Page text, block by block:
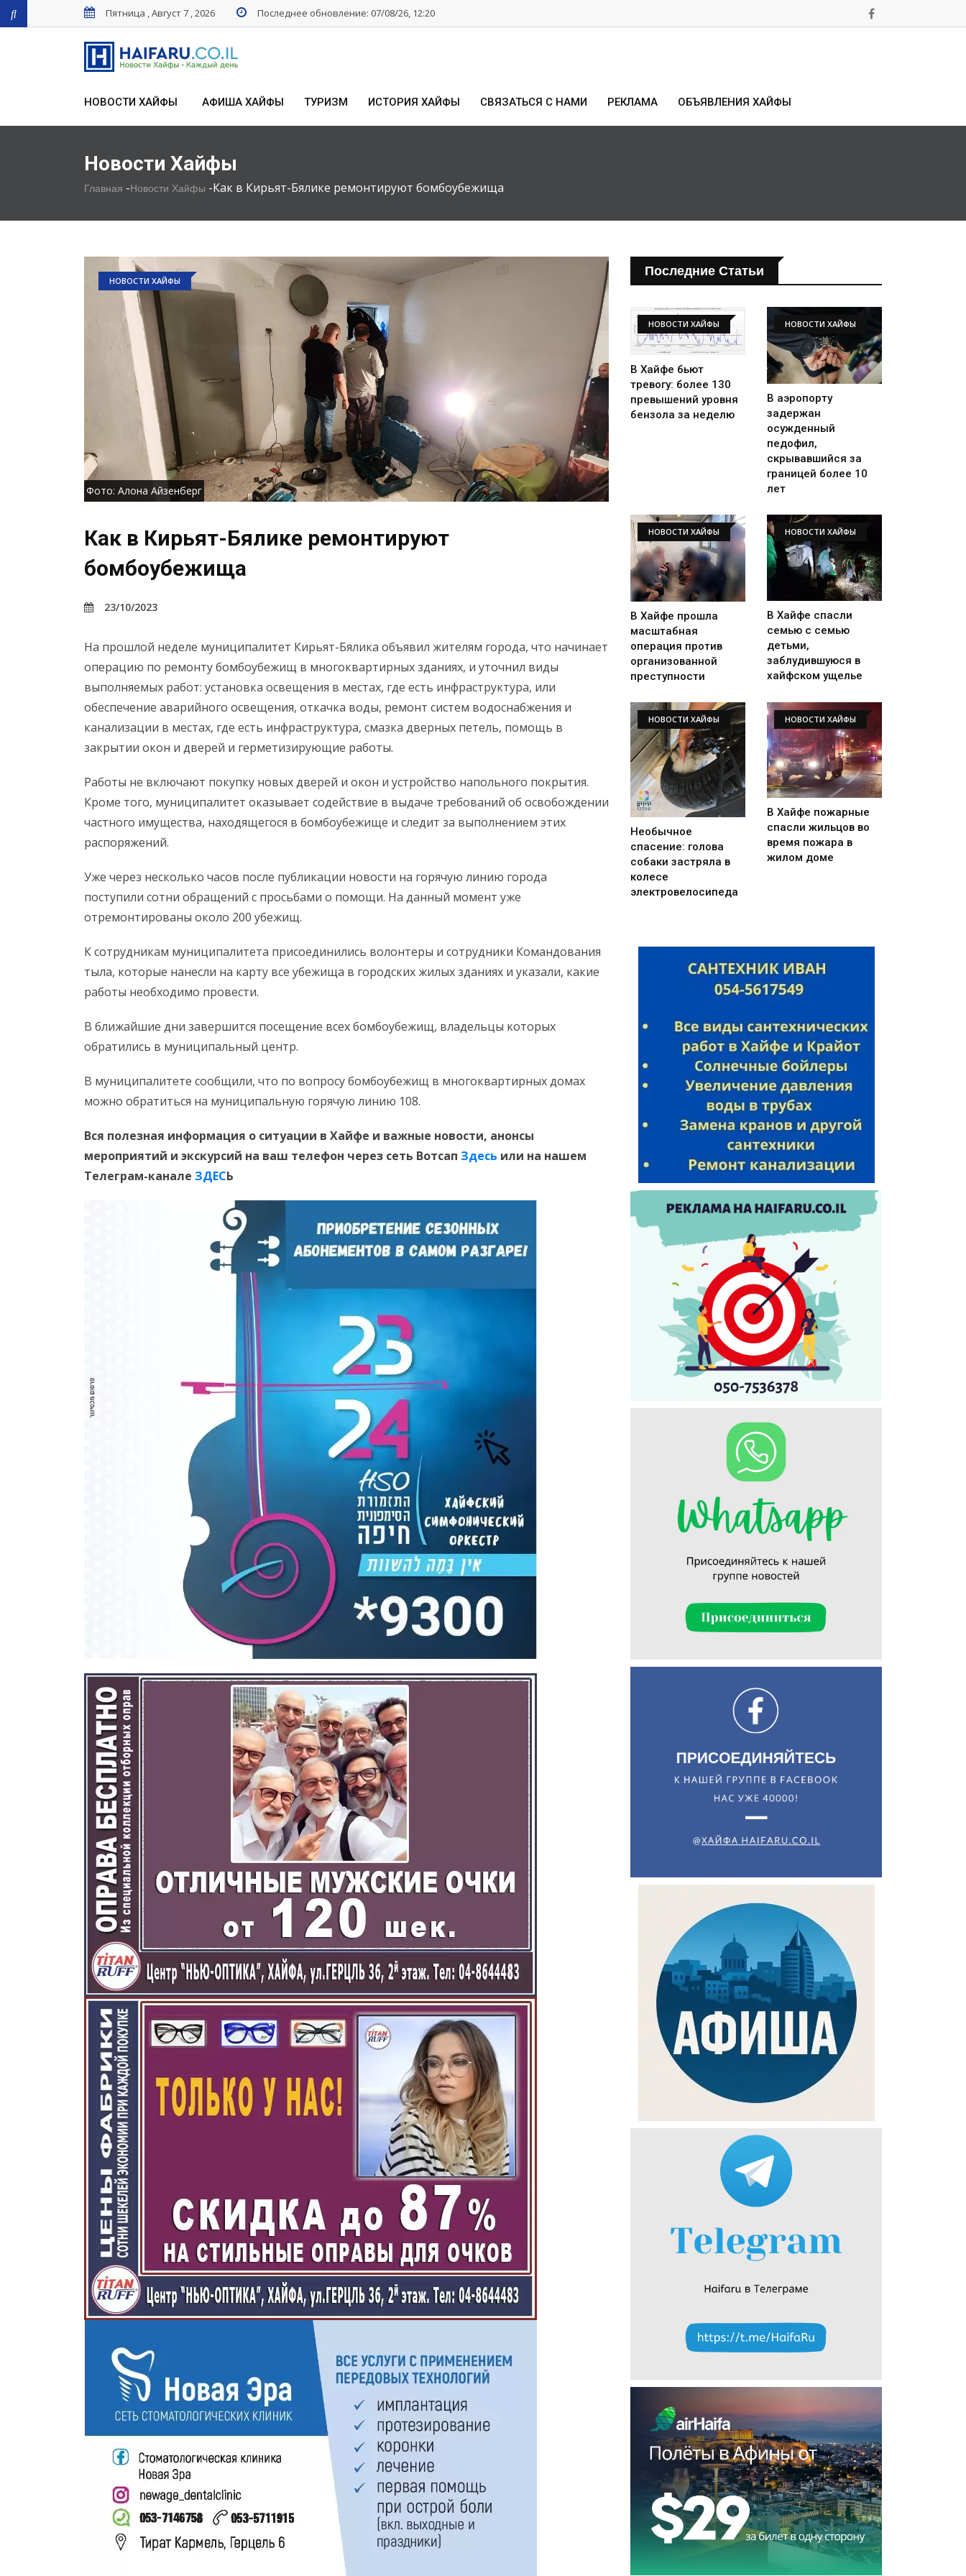
Пятница , Август 7 , 2026 Последнее обновление: 07/08/26, 12:20
НОВОСТИ ХАЙФЫ АФИША ХАЙФЫ ТУРИЗМ ИСТОРИЯ ХАЙФЫ СВЯЗАТЬСЯ С НАМИ РЕКЛАМА ОБЪЯВЛЕНИЯ ХАЙФЫ
Искать
Новости Хайфы
Главная -Новости Хайфы -Как в Кирьят-Бялике ремонтируют бомбоубежища
НОВОСТИ ХАЙФЫ
Фото: Алона Айзенберг
Как в Кирьят-Бялике ремонтируют
бомбоубежища
23/10/2023
На прошлой неделе муниципалитет Кирьят-Бялика объявил жителям города, что начинает
операцию по ремонту бомбоубежищ в многоквартирных зданиях, и уточнил виды
выполняемых работ: установка освещения в местах, где есть инфраструктура, или
обеспечение аварийного освещения, откачка воды, ремонт систем водоснабжения и
канализации в местах, где есть инфраструктура, смазка дверных петель, помощь в
закрытии окон и дверей и герметизирующие работы.
Работы не включают покупку новых дверей и окон и устройство напольного покрытия.
Кроме того, муниципалитет оказывает содействие в выдаче требований об освобождении
частного имущества, находящегося в бомбоубежище и следит за выполнением этих
распоряжений.
Уже через несколько часов после публикации новости на горячую линию города
поступили сотни обращений с просьбами о помощи. На данный момент уже
отремонтированы около 200 убежищ.
К сотрудникам муниципалитета присоединились волонтеры и сотрудники Командования
тыла, которые нанесли на карту все убежища в городских жилых зданиях и указали, какие
работы необходимо провести.
В ближайшие дни завершится посещение всех бомбоубежищ, владельцы которых
обратились в муниципальный центр.
В муниципалитете сообщили, что по вопросу бомбоубежищ в многоквартирных домах
можно обратиться на муниципальную горячую линию 108.
Вся полезная информация о ситуации в Хайфе и важные новости, анонсы
мероприятий и экскурсий на ваш телефон через сеть Вотсап Здесь или на нашем
Телеграм-канале ЗДЕСЬ
Последние Статьи
НОВОСТИ ХАЙФЫ
В Хайфе бьют
тревогу: более 130
превышений уровня
бензола за неделю
НОВОСТИ ХАЙФЫ
В аэропорту
задержан
осужденный
педофил,
скрывавшийся за
границей более 10
лет
НОВОСТИ ХАЙФЫ
В Хайфе прошла
масштабная
операция против
организованной
преступности
НОВОСТИ ХАЙФЫ
В Хайфе спасли
семью с семью
детьми,
заблудившуюся в
хайфском ущелье
НОВОСТИ ХАЙФЫ
Необычное
спасение: голова
собаки застряла в
колесе
электровелосипеда
НОВОСТИ ХАЙФЫ
В Хайфе пожарные
спасли жильцов во
время пожара в
жилом доме